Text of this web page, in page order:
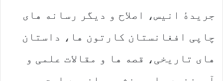
جریدهٔ انیس، اصلاح و دیگر رسانه های
چاپی افغانستان کارتون ها، داستان
های تاریخی، قصه ها و مقالات علمی و